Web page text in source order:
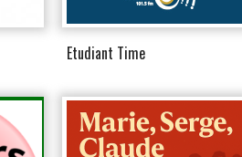
Etudiant Time